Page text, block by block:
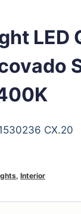
LED
CX.20
, Interior